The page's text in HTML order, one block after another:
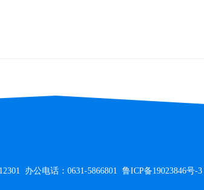
办公电话：0631-5866801 鲁ICP备19023846号-3